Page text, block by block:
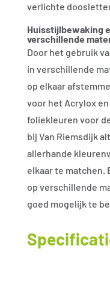
verlichte
Huisstijlbewaking
verschillende
Door het gebruik
in verschillende
op elkaar
voor het Acrylox
foliekleuren voor
bij Van Riemsdijk
allerhande
elkaar te matchen.
op verschillende
goed mogelijk te